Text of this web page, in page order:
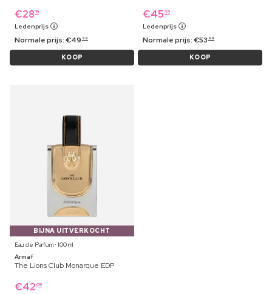
€28 19
Ledenprijs
Normale prijs:€49 99
KOOP
€45 39
Ledenprijs
Normale prijs:€53 99
KOOP
BIJNA UITVERKOCHT
Eau de Parfum ⋅ 100 ml
Armaf
The Lions Club Monarque EDP
€42 09